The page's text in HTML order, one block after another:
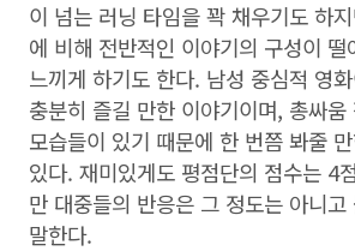
이 넘는 러닝 타임을 꽉 채우기도 하
에 비해 전반적인 이야기의 구성이 떨
느끼게 하기도 한다. 남성 중심적 영
충분히 즐길 만한 이야기이며, 총싸움
모습들이 있기 때문에 한 번쯤 봐줄
있다. 재미있게도 평점단의 점수는 4
만 대중들의 반응은 그 정도는 아니
말한다.